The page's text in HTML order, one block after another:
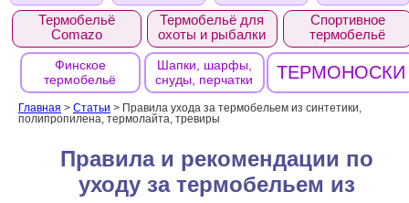
Термобельё
Comazo
Термобельё для
охоты и рыбалки
Спортивное
термобельё
Финское
термобельё
Шапки, шарфы,
снуды, перчатки
ТЕРМОНОСКИ
Главная > Статьи > Правила ухода за термобельем из синтетики,
полипропилена, термолайта, тревиры
Правила и рекомендации по
уходу за термобельем из